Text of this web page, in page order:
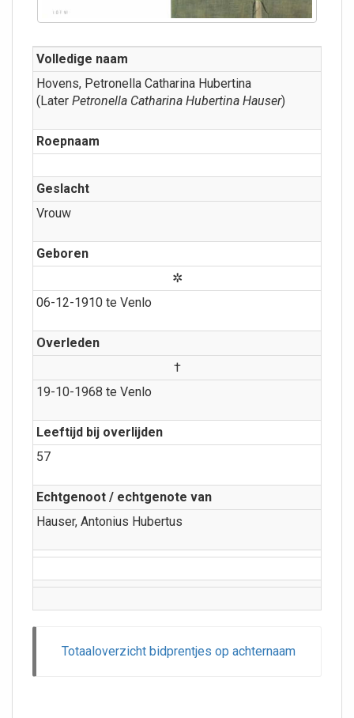
Volledige naam
Hovens, Petronella Catharina Hubertina
(Later Petronella Catharina Hubertina Hauser)
Roepnaam
Geslacht
Vrouw
Geboren
✲
06-12-1910 te Venlo
Overleden
†
19-10-1968 te Venlo
Leeftijd bij overlijden
57
Echtgenoot / echtgenote van
Hauser, Antonius Hubertus
Totaaloverzicht bidprentjes op achternaam